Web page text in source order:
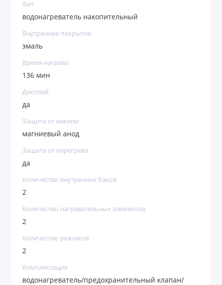
Тип
водонагреватель накопительный
Внутреннее покрытие
эмаль
Время нагрева
136 мин
Дисплей
да
Защита от накипи
магниевый анод
Защита от перегрева
да
Количество внутренних баков
2
Количество нагревательных элементов
2
Количество режимов
2
Комплектация
водонагреватель/предохранительный клапан/